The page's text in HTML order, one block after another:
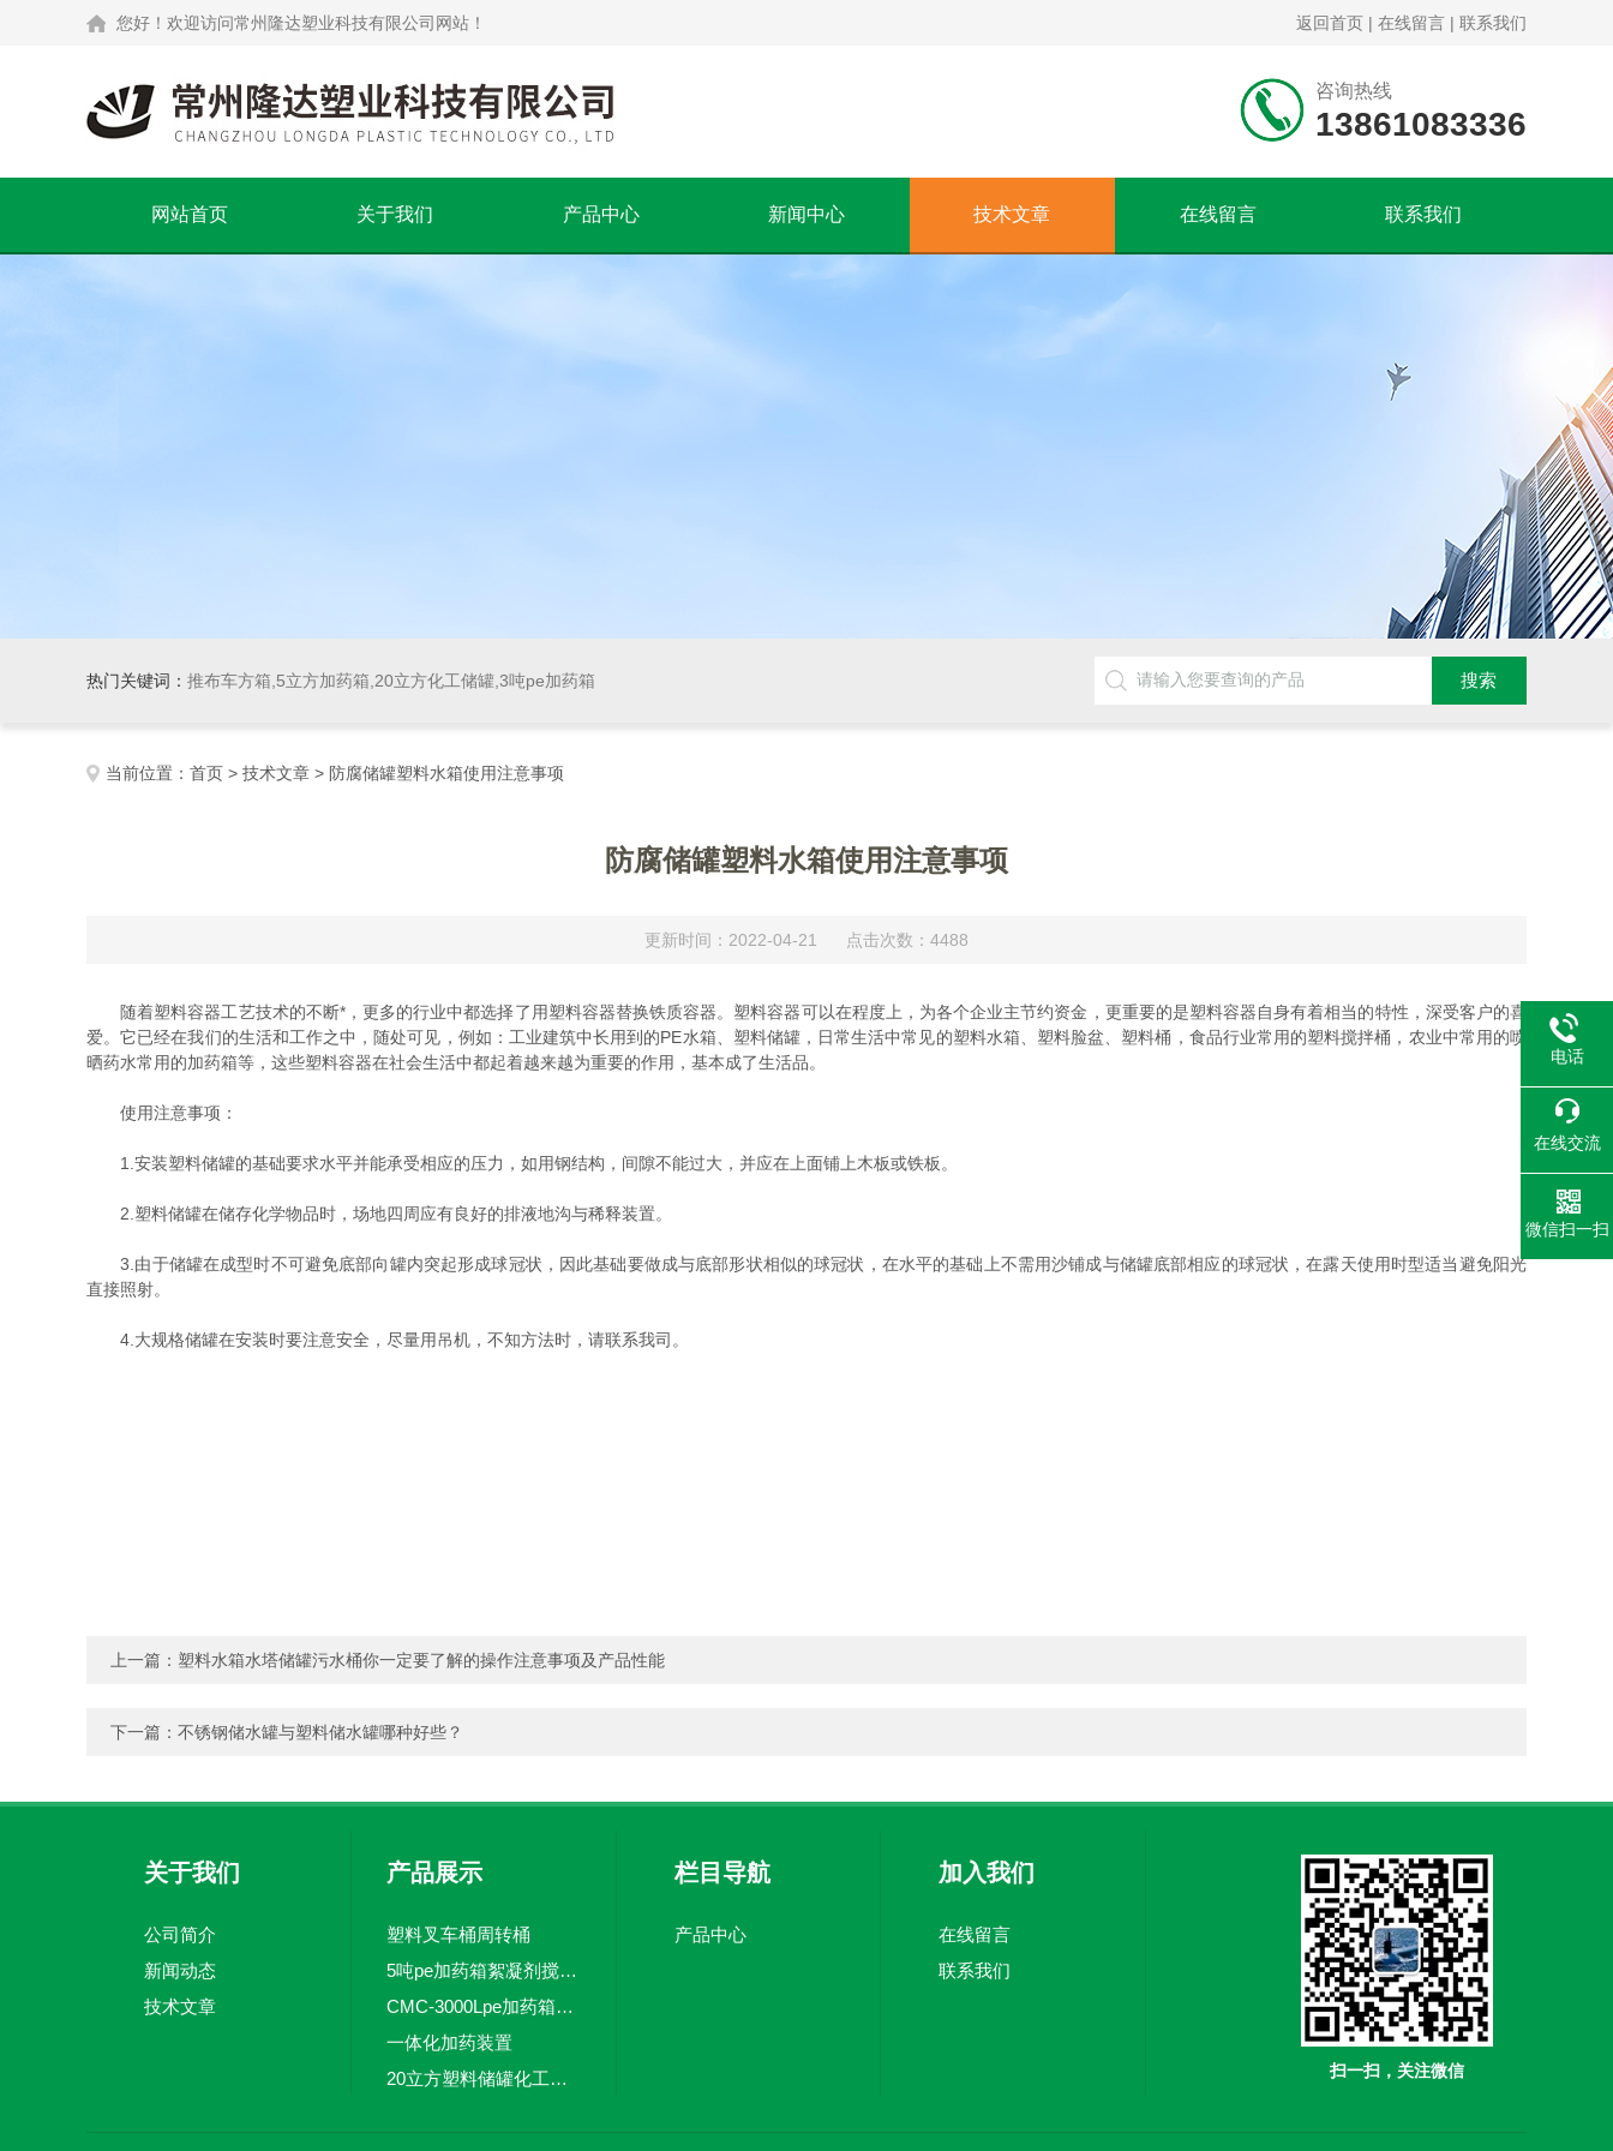
您好！欢迎访问常州隆达塑业科技有限公司网站！ 返回首页 | 在线留言 | 联系我们
咨询热线
13861083336
网站首页 关于我们 产品中心 新闻中心 技术文章 在线留言 联系我们
热门关键词： 推布车方箱,5立方加药箱,20立方化工储罐,3吨pe加药箱
当前位置： 首页 > 技术文章 > 防腐储罐塑料水箱使用注意事项
防腐储罐塑料水箱使用注意事项
更新时间：2022-04-21 点击次数：4488
随着塑料容器工艺技术的不断*，更多的行业中都选择了用塑料容器替换铁质容器。塑料容器可以在程度上，为各个企业主节约资金，更重要的是塑料容器自身有着相当的特性，深受客户的喜
爱。它已经在我们的生活和工作之中，随处可见，例如：工业建筑中长用到的PE水箱、塑料储罐，日常生活中常见的塑料水箱、塑料脸盆、塑料桶，食品行业常用的塑料搅拌桶，农业中常用的喷
晒药水常用的加药箱等，这些塑料容器在社会生活中都起着越来越为重要的作用，基本成了生活品。
使用注意事项：
1.安装塑料储罐的基础要求水平并能承受相应的压力，如用钢结构，间隙不能过大，并应在上面铺上木板或铁板。
2.塑料储罐在储存化学物品时，场地四周应有良好的排液地沟与稀释装置。
3.由于储罐在成型时不可避免底部向罐内突起形成球冠状，因此基础要做成与底部形状相似的球冠状，在水平的基础上不需用沙铺成与储罐底部相应的球冠状，在露天使用时型适当避免阳光
直接照射。
4.大规格储罐在安装时要注意安全，尽量用吊机，不知方法时，请联系我司。
上一篇： 塑料水箱水塔储罐污水桶你一定要了解的操作注意事项及产品性能
下一篇： 不锈钢储水罐与塑料储水罐哪种好些？
关于我们
公司简介
新闻动态
技术文章
产品展示
塑料叉车桶周转桶
5吨pe加药箱絮凝剂搅拌桶溶盐箱计量桶
CMC-3000Lpe加药箱计量泵加药罐
一体化加药装置
20立方塑料储罐化工储罐防腐储罐PE桶
栏目导航
产品中心
加入我们
在线留言
联系我们
扫一扫，关注微信
电话
在线交流
微信扫一扫